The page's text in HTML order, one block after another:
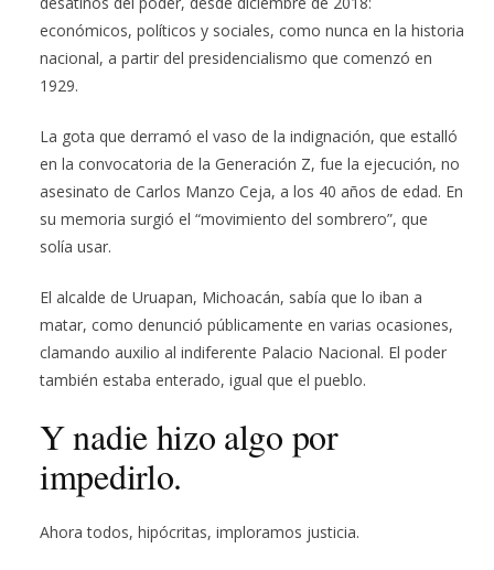
económicos, políticos y sociales, como nunca en la historia
nacional, a partir del presidencialismo que comenzó en
1929.
La gota que derramó el vaso de la indignación, que estalló
en la convocatoria de la Generación Z, fue la ejecución, no
asesinato de Carlos Manzo Ceja, a los 40 años de edad. En
su memoria surgió el “movimiento del sombrero”, que
solía usar.
El alcalde de Uruapan, Michoacán, sabía que lo iban a
matar, como denunció públicamente en varias ocasiones,
clamando auxilio al indiferente Palacio Nacional. El poder
también estaba enterado, igual que el pueblo.
Y nadie hizo algo por
impedirlo.
Ahora todos, hipócritas, imploramos justicia.